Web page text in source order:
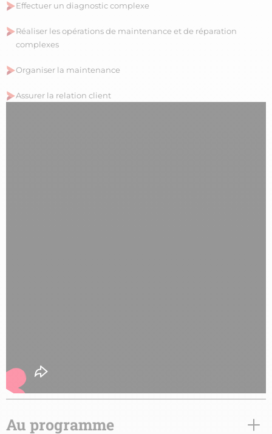
Effectuer un diagnostic complexe
Réaliser les opérations de maintenance et de réparation
complexes
Organiser la maintenance
Assurer la relation client
Au programme